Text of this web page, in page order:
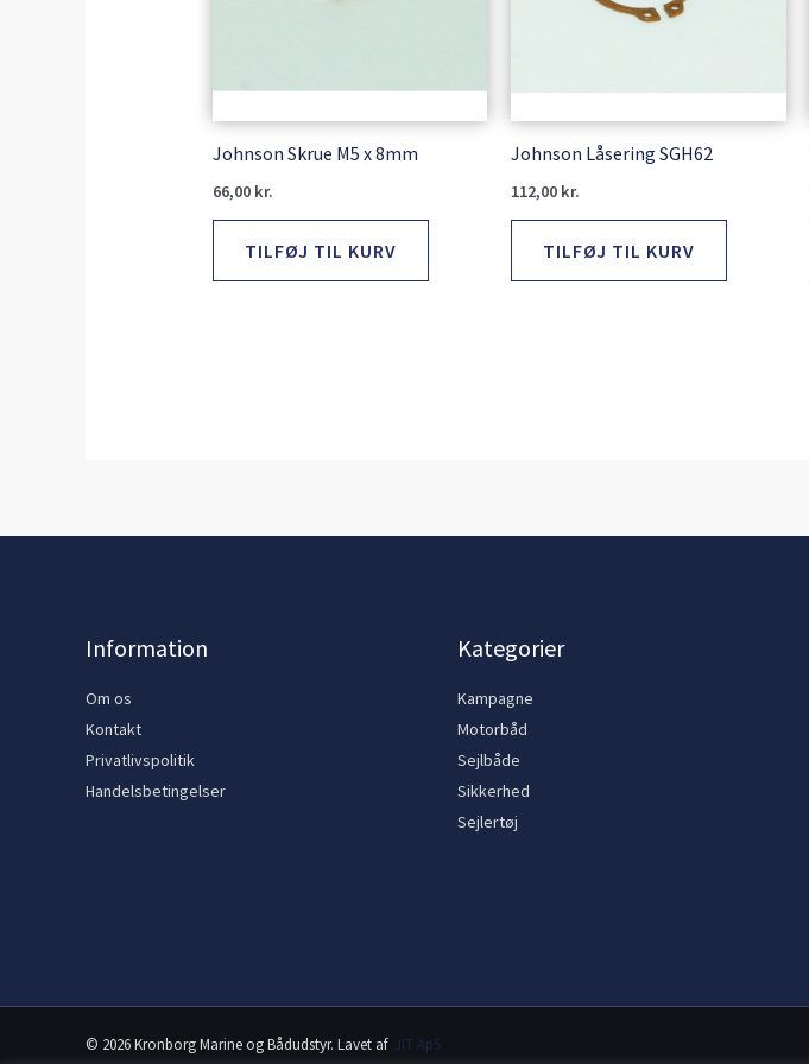
Johnson Skrue M5 x 8mm
66,00 kr.
TILFØJ TIL KURV
Johnson Låsering SGH62
112,00 kr.
TILFØJ TIL KURV
Information
Om os
Kontakt
Privatlivspolitik
Handelsbetingelser
Kategorier
Kampagne
Motorbåd
Sejlbåde
Sikkerhed
Sejlertøj
© 2026 Kronborg Marine og Bådudstyr. Lavet af JIT ApS